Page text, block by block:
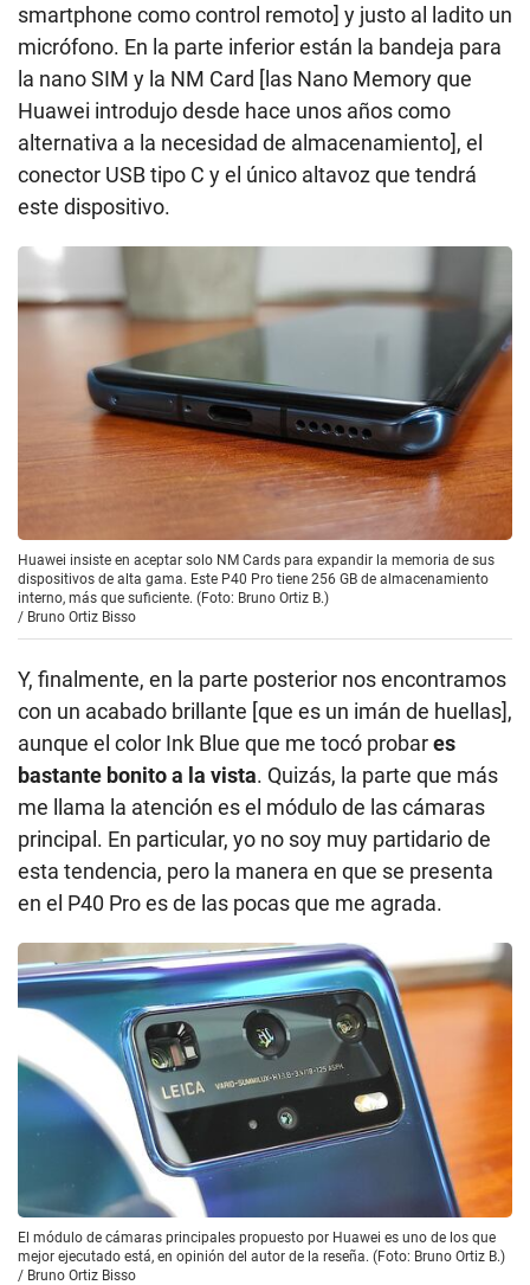
smartphone como control remoto] y justo al ladito un
micrófono. En la parte inferior están la bandeja para
la nano SIM y la NM Card [las Nano Memory que
Huawei introdujo desde hace unos años como
alternativa a la necesidad de almacenamiento], el
conector USB tipo C y el único altavoz que tendrá
este dispositivo.
Huawei insiste en aceptar solo NM Cards para expandir la memoria de sus
dispositivos de alta gama. Este P40 Pro tiene 256 GB de almacenamiento
interno, más que suficiente. (Foto: Bruno Ortiz B.)
/ Bruno Ortiz Bisso
Y, finalmente, en la parte posterior nos encontramos
con un acabado brillante [que es un imán de huellas],
aunque el color Ink Blue que me tocó probares
bastante bonito a la vista. Quizás, la parte que más
me llama la atención es el módulo de las cámaras
principal. En particular, yo no soy muy partidario de
esta tendencia, pero la manera en que se presenta
en el P40 Pro es de las pocas que me agrada.
El módulo de cámaras principales propuesto por Huawei es uno de los que
mejor ejecutado está, en opinión del autor de la reseña. (Foto: Bruno Ortiz B.)
/ Bruno Ortiz Bisso